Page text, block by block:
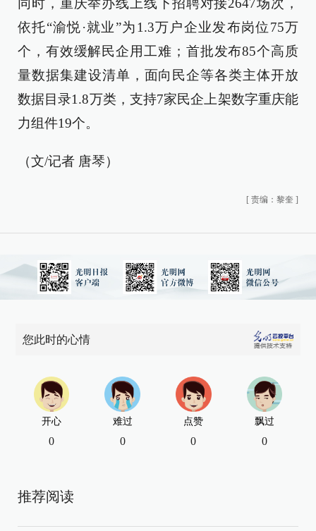
同时，重庆举办线上线下招聘对接2647场次，
依托“渝悦·就业”为1.3万户企业发布岗位75万
个，有效缓解民企用工难；首批发布85个高质
量数据集建设清单，面向民企等各类主体开放
数据目录1.8万类，支持7家民企上架数字重庆能
力组件19个。
（文/记者 唐琴）
[ 责编：黎奎 ]
您此时的心情
开心
0
难过
0
点赞
0
飘过
0
推荐阅读